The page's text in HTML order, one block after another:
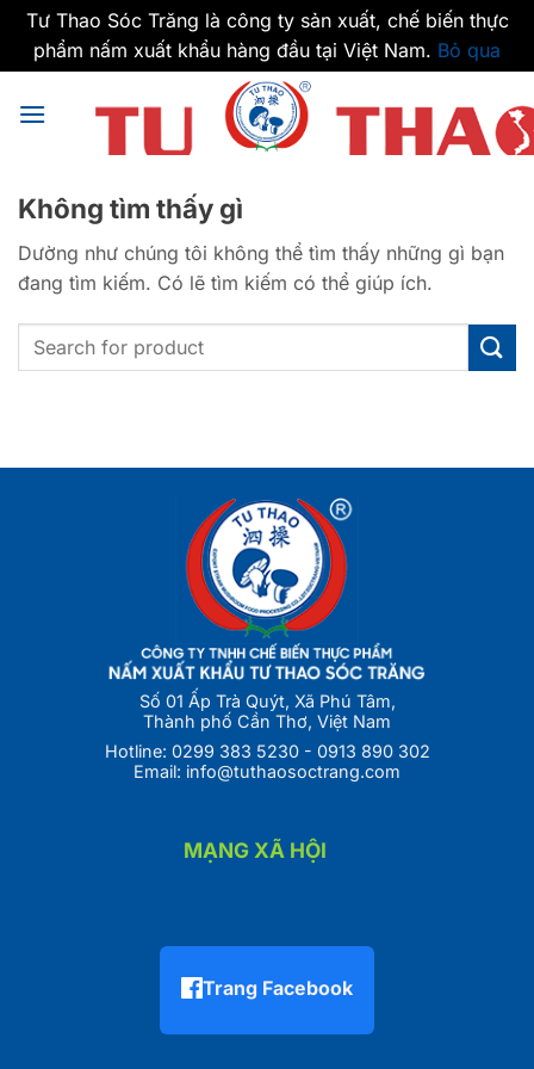
Tư Thao Sóc Trăng là công ty sản xuất, chế biến thực
phẩm nấm xuất khẩu hàng đầu tại Việt Nam. Bỏ qua
qua
Không tìm thấy gì
Dường như chúng tôi không thể tìm thấy những gì bạn
đang tìm kiếm. Có lẽ tìm kiếm có thể giúp ích.
Số 01 Ấp Trà Quýt, Xã Phú Tâm,
Thành phố Cần Thơ, Việt Nam
Hotline: 0299 383 5230- 0913 890 302
Email: info@tuthaosoctrang.com
MẠNG XÃ HỘI
Trang Facebook